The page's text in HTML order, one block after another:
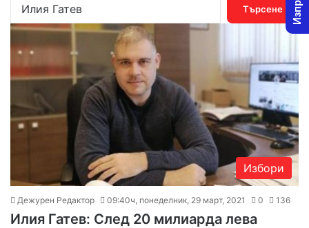
Т
ъ
е
н
е
а
:
Избори
Дежурен Редактор 09:40ч, понеделник, 29 март, 2021 0 136
Илия Гатев: След 20 милиарда лева